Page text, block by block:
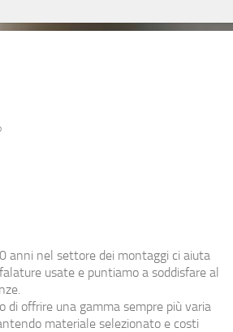
anni nel settore dei montaggi ci aiuta
usate e puntiamo a soddisfare al
di offrire una gamma sempre più varia
materiale selezionato e costi